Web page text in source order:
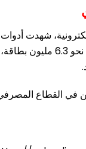
يعكس التوسّع في حجم الأعمال وتنوع الأنشطة